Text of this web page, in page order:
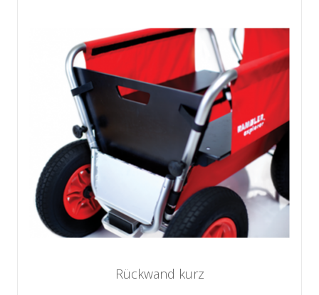
Rückwand kurz